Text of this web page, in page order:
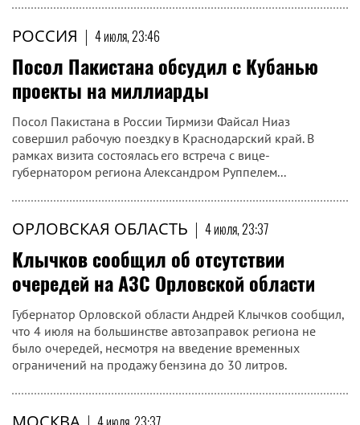
РОССИЯ | 4 июля, 23:46
Посол Пакистана обсудил с Кубанью
проекты на миллиарды
Посол Пакистана в России Тирмизи Файсал Ниаз
совершил рабочую поездку в Краснодарский край. В
рамках визита состоялась его встреча с вице-
губернатором региона Александром Руппелем...
ОРЛОВСКАЯ ОБЛАСТЬ | 4 июля, 23:37
Клычков сообщил об отсутствии
очередей на АЗС Орловской области
Губернатор Орловской области Андрей Клычков сообщил,
что 4 июля на большинстве автозаправок региона не
было очередей, несмотря на введение временных
ограничений на продажу бензина до 30 литров.